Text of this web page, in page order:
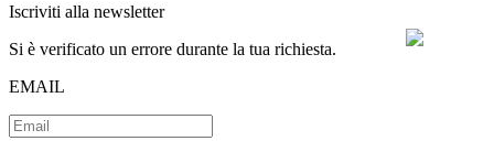
Iscriviti alla newsletter
Si è verificato un errore durante la tua richiesta.
EMAIL